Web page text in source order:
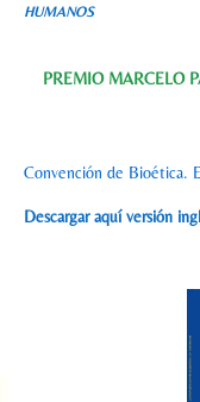
HUMANOS
PREMIO MARCELO
Convención de Bioética.
Descargar aquí versión